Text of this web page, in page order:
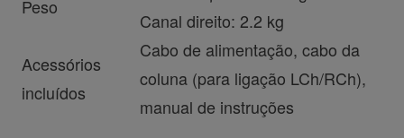
Peso
Canal direito: 2.2 kg
Acessórios
incluídos
Cabo de alimentação, cabo da
coluna (para ligação LCh/RCh),
manual de instruções